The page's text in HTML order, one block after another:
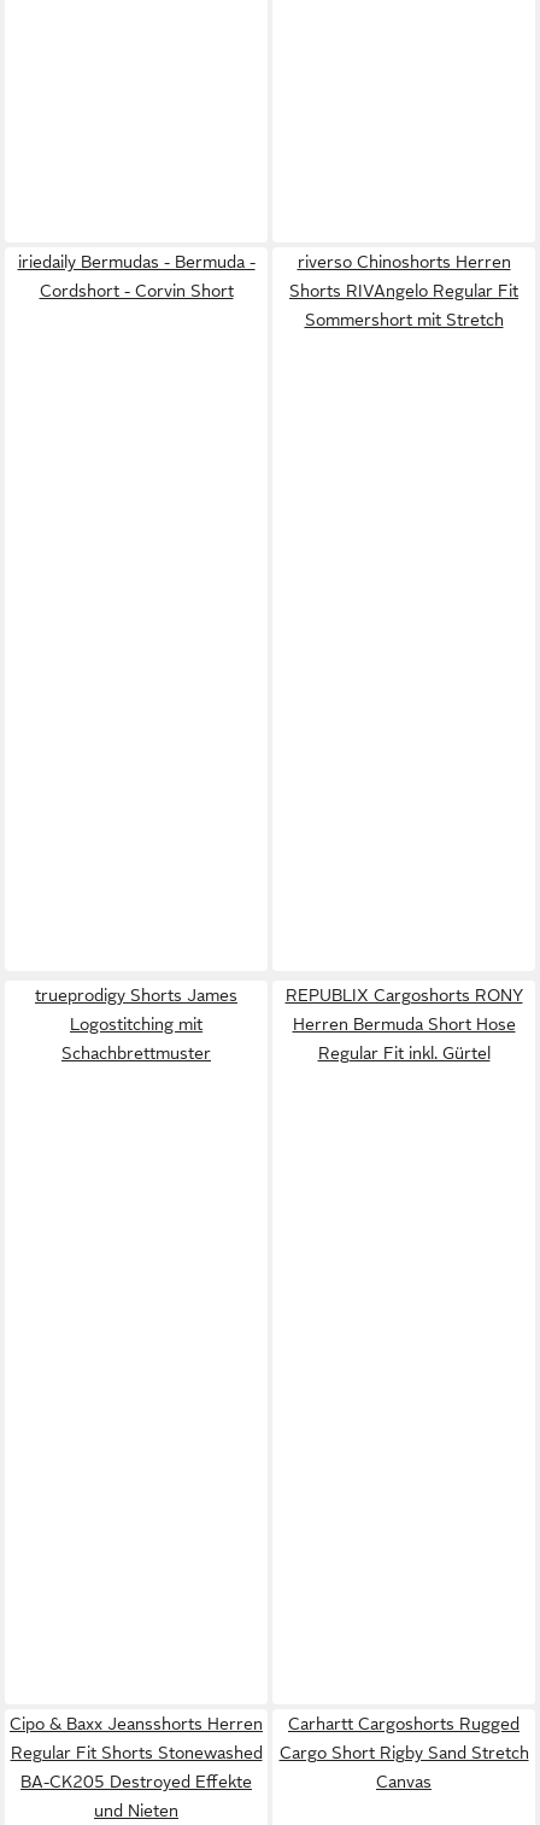
iriedaily Bermudas - Bermuda -
Cordshort - Corvin Short
riverso Chinoshorts Herren
Shorts RIVAngelo Regular Fit
Sommershort mit Stretch
trueprodigy Shorts James
Logostitching mit
Schachbrettmuster
REPUBLIX Cargoshorts RONY
Herren Bermuda Short Hose
Regular Fit inkl. Gürtel
Cipo & Baxx Jeansshorts Herren
Regular Fit Shorts Stonewashed
BA-CK205 Destroyed Effekte
und Nieten
Carhartt Cargoshorts Rugged
Cargo Short Rigby Sand Stretch
Canvas